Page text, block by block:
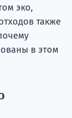
эко,
также
в этом